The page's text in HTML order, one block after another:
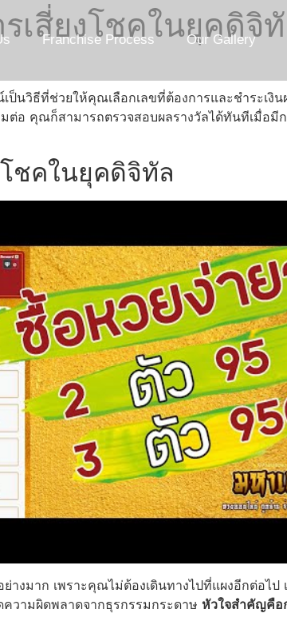
Franchise Process Our Gallery
เสี่ยงโชคในยุคดิจิ
นวิธีที่ช่วยให้คุณเลือกเลขที่ต้องการและชำระเงิ
ต่อ คุณก็สามารถตรวจสอบผลรางวัลได้ทันทีเมื่อมี
ชคในยุคดิจิทัล
งมาก เพราะคุณไม่ต้องเดินทางไปที่แผงอีกต่อไป
วามผิดพลาดจากธุรกรรมกระดาษ หัวใจสำคัญคือ